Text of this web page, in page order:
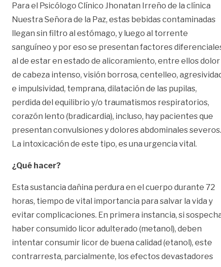
Para el Psicólogo Clínico Jhonatan Irreño de la clínica
Nuestra Señora de la Paz, estas bebidas contaminadas
llegan sin filtro al estómago, y luego al torrente
sanguíneo y por eso se presentan factores
al de estar en estado de alicoramiento, entre ellos dolor
de cabeza intenso, visión borrosa, centelleo,
e impulsividad, temprana, dilatación de las pupilas,
perdida del equilibrio y/o traumatismos respiratorios,
corazón lento (bradicardia), incluso, hay pacientes que
presentan convulsiones y dolores abdominales severos.
La intoxicación de este tipo, es una urgencia vital.
¿Qué hacer?
Esta sustancia dañina perdura en el cuerpo durante 72
horas, tiempo de vital importancia para salvar la vida y
evitar complicaciones. En primera instancia, si
haber consumido licor adulterado (metanol), deben
intentar consumir licor de buena calidad (etanol), este
contrarresta, parcialmente, los efectos devastadores